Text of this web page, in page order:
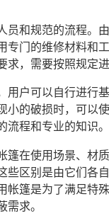
员和规范的流程。
专门的维修材料和
求，需要按照规定
用户可以自行进行
小的破损时，可以
流程和专业的知识。
篷在使用场景、材
些区别是由它们各
帐篷是为了满足特
需求。